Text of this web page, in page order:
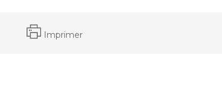
Imprimer